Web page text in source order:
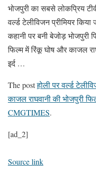
भोजपुरी का सबसे लोकप्रिय
वर्ल्ड टेलीविजन प्रीमियर
कहानी पर बनी बेजोड़ भोजपुरी
फिल्म में रिंकू घोष और काजल
इर्द …
The postहोली पर वर्ल्ड
काजल राघवानी की भोजपुरी
CMGTIMES.
[ad_2]
Source link